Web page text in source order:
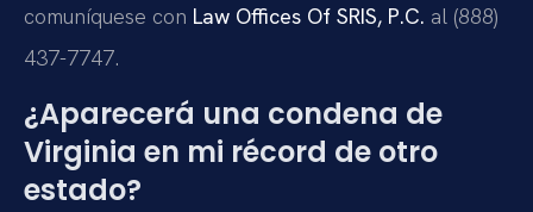
comuníquese con Law Offices Of SRIS, P.C. al (888)
437-7747.
¿Aparecerá una condena de
Virginia en mi récord de otro
estado?